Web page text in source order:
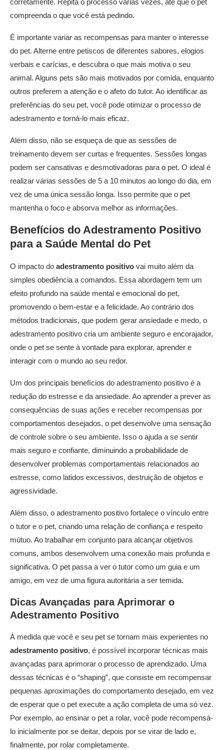
corretamente. Repita o processo várias vezes, até que o pet
compreenda o que você está pedindo.
É importante variar as recompensas para manter o interesse
do pet. Alterne entre petiscos de diferentes sabores, elogios
verbais e carícias, e descubra o que mais motiva o seu
animal. Alguns pets são mais motivados por comida, enquanto
outros preferem a atenção e o afeto do tutor. Ao identificar as
preferências do seu pet, você pode otimizar o processo de
adestramento e torná-lo mais eficaz.
Além disso, não se esqueça de que as sessões de
treinamento devem ser curtas e frequentes. Sessões longas
podem ser cansativas e desmotivadoras para o pet. O ideal é
realizar várias sessões de 5 a 10 minutos ao longo do dia, em
vez de uma única sessão longa. Isso permite que o pet
mantenha o foco e absorva melhor as informações.
Benefícios do Adestramento Positivo
para a Saúde Mental do Pet
O impacto do adestramento positivo vai muito além da
simples obediência a comandos. Essa abordagem tem um
efeito profundo na saúde mental e emocional do pet,
promovendo o bem-estar e a felicidade. Ao contrário dos
métodos tradicionais, que podem gerar ansiedade e medo, o
adestramento positivo cria um ambiente seguro e encorajador,
onde o pet se sente à vontade para explorar, aprender e
interagir com o mundo ao seu redor.
Um dos principais benefícios do adestramento positivo é a
redução do estresse e da ansiedade. Ao aprender a prever as
consequências de suas ações e receber recompensas por
comportamentos desejados, o pet desenvolve uma sensação
de controle sobre o seu ambiente. Isso o ajuda a se sentir
mais seguro e confiante, diminuindo a probabilidade de
desenvolver problemas comportamentais relacionados ao
estresse, como latidos excessivos, destruição de objetos e
agressividade.
Além disso, o adestramento positivo fortalece o vínculo entre
o tutor e o pet, criando uma relação de confiança e respeito
mútuo. Ao trabalhar em conjunto para alcançar objetivos
comuns, ambos desenvolvem uma conexão mais profunda e
significativa. O pet passa a ver o tutor como um guia e um
amigo, em vez de uma figura autoritária a ser temida.
Dicas Avançadas para Aprimorar o
Adestramento Positivo
À medida que você e seu pet se tornam mais experientes no
adestramento positivo, é possível incorporar técnicas mais
avançadas para aprimorar o processo de aprendizado. Uma
dessas técnicas é o “shaping”, que consiste em recompensar
pequenas aproximações do comportamento desejado, em vez
de esperar que o pet execute a ação completa de uma só vez.
Por exemplo, ao ensinar o pet a rolar, você pode recompensá-
lo inicialmente por se deitar, depois por se virar de lado e,
finalmente, por rolar completamente.